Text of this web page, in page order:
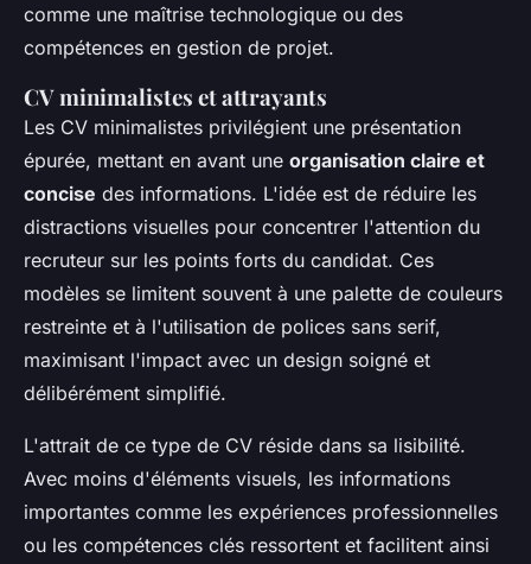
comme une maîtrise technologique ou des
compétences en gestion de projet.
CV minimalistes et attrayants
Les CV minimalistes privilégient une présentation
épurée, mettant en avant une organisation claire et
concise des informations. L'idée est de réduire les
distractions visuelles pour concentrer l'attention du
recruteur sur les points forts du candidat. Ces
modèles se limitent souvent à une palette de couleurs
restreinte et à l'utilisation de polices sans serif,
maximisant l'impact avec un design soigné et
délibérément simplifié.
L'attrait de ce type de CV réside dans sa lisibilité.
Avec moins d'éléments visuels, les informations
importantes comme les expériences professionnelles
ou les compétences clés ressortent et facilitent ainsi